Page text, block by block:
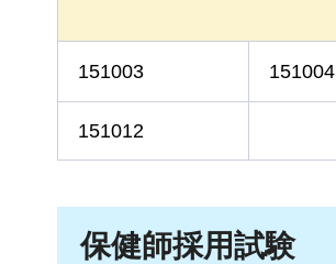
151003 151004
151012
保健師採用試験